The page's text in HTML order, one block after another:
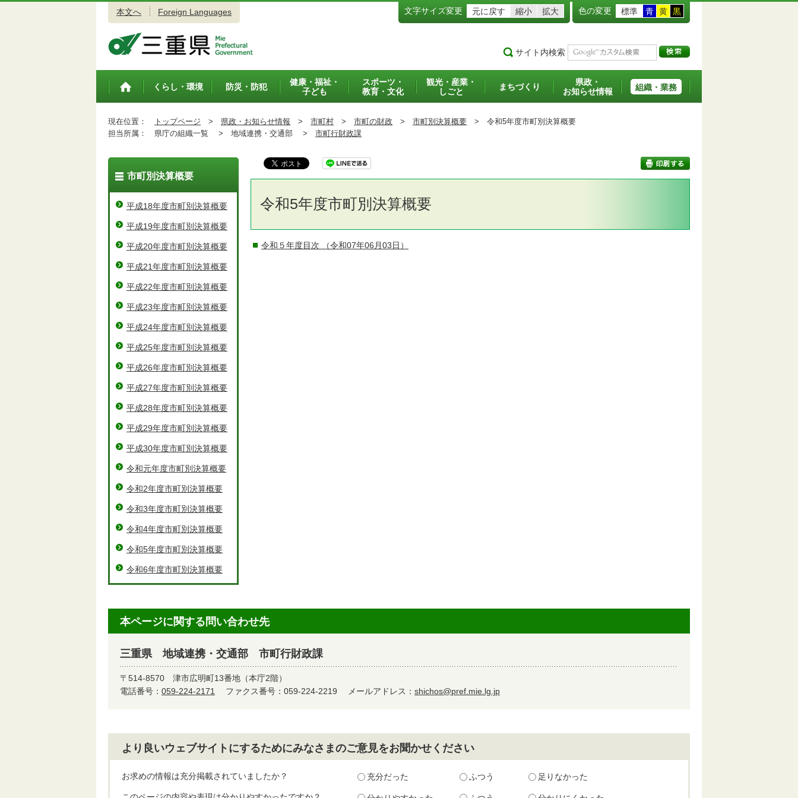
本文へ Foreign Languages 文字サイズ変更 元に戻す 縮小 拡大 色の変更 標準 青 黄 黒
サイト内検索
トップペ
くらし・環境 防災・防犯
健康・福祉・
子ども
スポーツ・
教育・文化
観光・産業・
しごと
まちづくり
県政・
お知らせ情報
組織・業務
現在位置： トップページ > 県政・お知らせ情報 > 市町村 > 市町の財政 > 市町別決算概要 > 令和5年度市町別決算概要
担当所属：
県庁の組織一覧 > 地域連携・交通部 > 市町行財政課
令和5年度市町別決算概要
令和５年度目次 （令和07年06月03日）
市町別決算概要
平成18年度市町別決算概要
平成19年度市町別決算概要
平成20年度市町別決算概要
平成21年度市町別決算概要
平成22年度市町別決算概要
平成23年度市町別決算概要
平成24年度市町別決算概要
平成25年度市町別決算概要
平成26年度市町別決算概要
平成27年度市町別決算概要
平成28年度市町別決算概要
平成29年度市町別決算概要
平成30年度市町別決算概要
令和元年度市町別決算概要
令和2年度市町別決算概要
令和3年度市町別決算概要
令和4年度市町別決算概要
令和5年度市町別決算概要
令和6年度市町別決算概要
本ページに関する問い合わせ先
三重県 地域連携・交通部 市町行財政課
〒514-8570 津市広明町13番地（本庁2階）
電話番号： 059-224-2171 ファクス番号：059-224-2219 メールアドレス： shichos@pref.mie.lg.jp
より良いウェブサイトにするためにみなさまのご意見をお聞かせください
お求めの情報は充分掲載されていましたか？ 充分だった ふつう 足りなかった